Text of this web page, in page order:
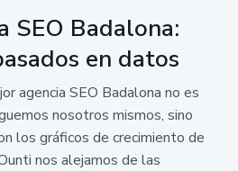
SEO Badalona:
en datos
agencia SEO Badalona no es
nosotros mismos, sino
los gráficos de crecimiento de
nos alejamos de las